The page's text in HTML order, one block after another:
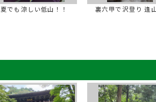
夏でも涼しい低山！！ 裏六甲で沢登り 逢